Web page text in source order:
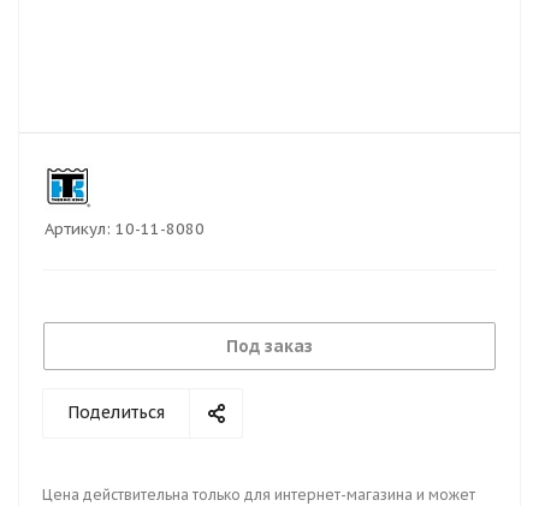
Артикул: 10-11-8080
Под заказ
Поделиться
Цена действительна только для интернет-магазина и может